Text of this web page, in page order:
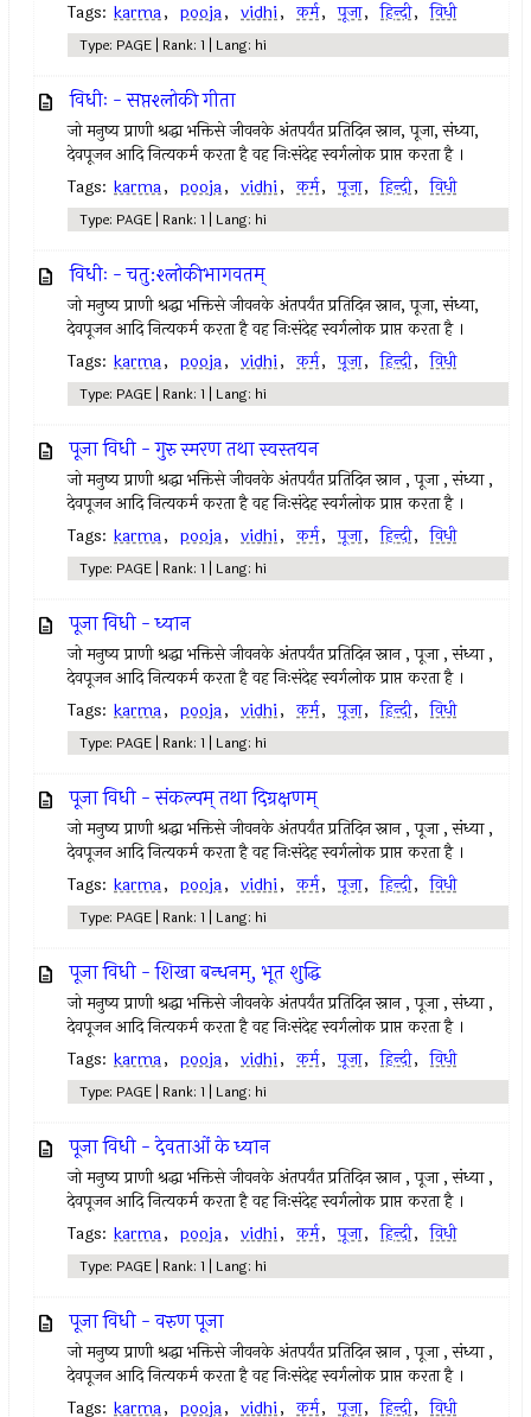
Tags: karma, pooja, vidhi, कर्म, पूजा, हिन्दी, विधी
Type: PAGE | Rank: 1 | Lang: hi
विधीः - सप्तश्लोकी गीता
जो मनुष्य प्राणी श्रद्धा भक्तिसे जीवनके अंतपर्यंत प्रतिदिन स्नान, पूजा, संध्या,
देवपूजन आदि नित्यकर्म करता है वह निःसंदेह स्वर्गलोक प्राप्त करता है ।
Tags: karma, pooja, vidhi, कर्म, पूजा, हिन्दी, विधी
Type: PAGE | Rank: 1 | Lang: hi
विधीः - चतु:श्लोकीभागवतम्
जो मनुष्य प्राणी श्रद्धा भक्तिसे जीवनके अंतपर्यंत प्रतिदिन स्नान, पूजा, संध्या,
देवपूजन आदि नित्यकर्म करता है वह निःसंदेह स्वर्गलोक प्राप्त करता है ।
Tags: karma, pooja, vidhi, कर्म, पूजा, हिन्दी, विधी
Type: PAGE | Rank: 1 | Lang: hi
पूजा विधी - गुरु स्मरण तथा स्वस्तयन
जो मनुष्य प्राणी श्रद्धा भक्तिसे जीवनके अंतपर्यंत प्रतिदिन स्नान , पूजा , संध्या ,
देवपूजन आदि नित्यकर्म करता है वह निःसंदेह स्वर्गलोक प्राप्त करता है ।
Tags: karma, pooja, vidhi, कर्म, पूजा, हिन्दी, विधी
Type: PAGE | Rank: 1 | Lang: hi
पूजा विधी - ध्यान
जो मनुष्य प्राणी श्रद्धा भक्तिसे जीवनके अंतपर्यंत प्रतिदिन स्नान , पूजा , संध्या ,
देवपूजन आदि नित्यकर्म करता है वह निःसंदेह स्वर्गलोक प्राप्त करता है ।
Tags: karma, pooja, vidhi, कर्म, पूजा, हिन्दी, विधी
Type: PAGE | Rank: 1 | Lang: hi
पूजा विधी - संकल्पम् तथा दिग्रक्षणम्
जो मनुष्य प्राणी श्रद्धा भक्तिसे जीवनके अंतपर्यंत प्रतिदिन स्नान , पूजा , संध्या ,
देवपूजन आदि नित्यकर्म करता है वह निःसंदेह स्वर्गलोक प्राप्त करता है ।
Tags: karma, pooja, vidhi, कर्म, पूजा, हिन्दी, विधी
Type: PAGE | Rank: 1 | Lang: hi
पूजा विधी - शिखा बन्धनम्, भूत शुद्धि
जो मनुष्य प्राणी श्रद्धा भक्तिसे जीवनके अंतपर्यंत प्रतिदिन स्नान , पूजा , संध्या ,
देवपूजन आदि नित्यकर्म करता है वह निःसंदेह स्वर्गलोक प्राप्त करता है ।
Tags: karma, pooja, vidhi, कर्म, पूजा, हिन्दी, विधी
Type: PAGE | Rank: 1 | Lang: hi
पूजा विधी - देवताओं के ध्यान
जो मनुष्य प्राणी श्रद्धा भक्तिसे जीवनके अंतपर्यंत प्रतिदिन स्नान , पूजा , संध्या ,
देवपूजन आदि नित्यकर्म करता है वह निःसंदेह स्वर्गलोक प्राप्त करता है ।
Tags: karma, pooja, vidhi, कर्म, पूजा, हिन्दी, विधी
Type: PAGE | Rank: 1 | Lang: hi
पूजा विधी - वरुण पूजा
जो मनुष्य प्राणी श्रद्धा भक्तिसे जीवनके अंतपर्यंत प्रतिदिन स्नान , पूजा , संध्या ,
देवपूजन आदि नित्यकर्म करता है वह निःसंदेह स्वर्गलोक प्राप्त करता है ।
Tags: karma, pooja, vidhi, कर्म, पूजा, हिन्दी, विधी